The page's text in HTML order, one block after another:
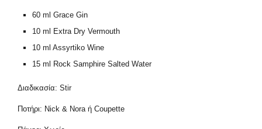
60 ml Grace Gin
10 ml Extra Dry Vermouth
10 ml Assyrtiko Wine
15 ml Rock Samphire Salted Water
Διαδικασία: Stir
Ποτήρι: Nick & Nora ή Coupette